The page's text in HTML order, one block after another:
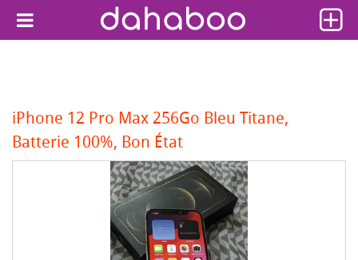
iPhone 12 Pro Max 256Go Bleu Titane,
Batterie 100%, Bon État